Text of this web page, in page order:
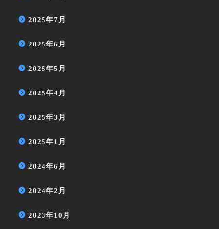
2025年7月
2025年6月
2025年5月
2025年4月
2025年3月
2025年1月
2024年6月
2024年2月
2023年10月